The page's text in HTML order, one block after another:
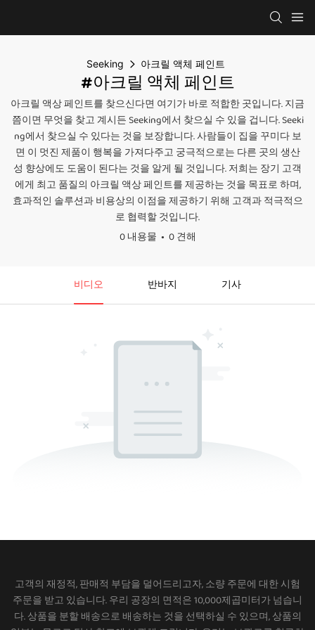
Seeking 아크릴 액체 페인트
#아크릴 액체 페인트
아크릴 액상 페인트를 찾으신다면 여기가 바로 적합한 곳입니다. 지금
쯤이면 무엇을 찾고 계시든 Seeking에서 찾으실 수 있을 겁니다. Seeki
ng에서 찾으실 수 있다는 것을 보장합니다. 사람들이 집을 꾸미다 보
면 이 멋진 제품이 행복을 가져다주고 궁극적으로는 다른 곳의 생산
성 향상에도 도움이 된다는 것을 알게 될 것입니다. 저희는 장기 고객
에게 최고 품질의 아크릴 액상 페인트를 제공하는 것을 목표로 하며,
효과적인 솔루션과 비용상의 이점을 제공하기 위해 고객과 적극적으
로 협력할 것입니다.
0 내용물
0 견해
비디오 반바지 기사
고객의 재정적, 판매적 부담을 덜어드리고자, 소량 주문에 대한 시험
주문을 받고 있습니다. 우리 공장의 면적은 10,000제곱미터가 넘습니
다. 상품을 분할 배송으로 배송하는 것을 선택하실 수 있으며, 상품의